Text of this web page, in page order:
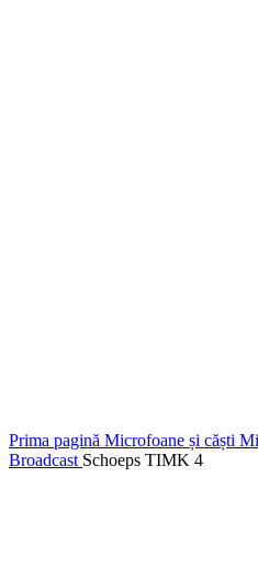
Prima pagină Microfoane și căști
Broadcast Schoeps TIMK 4